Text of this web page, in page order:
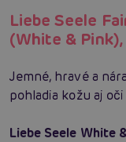
Liebe Seele
(White &
Jemné, hravé a
pohladia kožu aj
Liebe Seele White